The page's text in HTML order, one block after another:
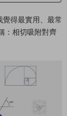
得最實用、最常
：相切吸附對齊